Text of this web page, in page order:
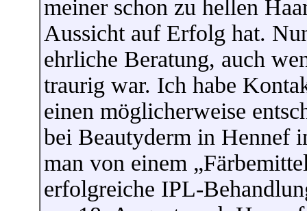
meiner schon zu hellen
Aussicht auf Erfolg hat.
ehrliche Beratung, auch
traurig war. Ich habe
einen möglicherweise
bei Beautyderm in Hennef
man von einem
erfolgreiche IPL-